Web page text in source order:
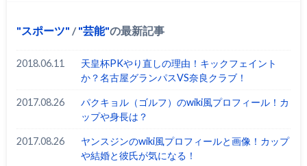
スポーツ / 芸能 の最新記事
2018.06.11
天皇杯PKやり直しの理由！キックフェイント
か？名古屋グランパスVS奈良クラブ！
2017.08.26
パクキョル（ゴルフ）のwiki風プロフィール！カ
ップや身長は？
2017.08.26
ヤンスジンのwiki風プロフィールと画像！カップ
や結婚と彼氏が気になる！